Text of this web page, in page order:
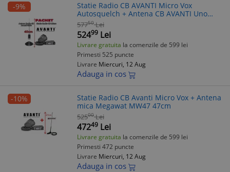
-9%
Statie Radio CB AVANTI Micro Vox
Autosquelch + Antena CB AVANTI Uno
40cm, Magnet 145pl, 4W, AM/FM, 40
canale
57750 Lei
52499 Lei
Livrare gratuita la comenzile de 599 lei
Primesti 525 puncte
Livrare Miercuri, 12 Aug
Adauga in cos
-10%
Statie Radio CB Avanti Micro Vox + Antena
mica Megawat MW47 47cm
52500 Lei
47249 Lei
Livrare gratuita la comenzile de 599 lei
Primesti 472 puncte
Livrare Miercuri, 12 Aug
Adauga in cos